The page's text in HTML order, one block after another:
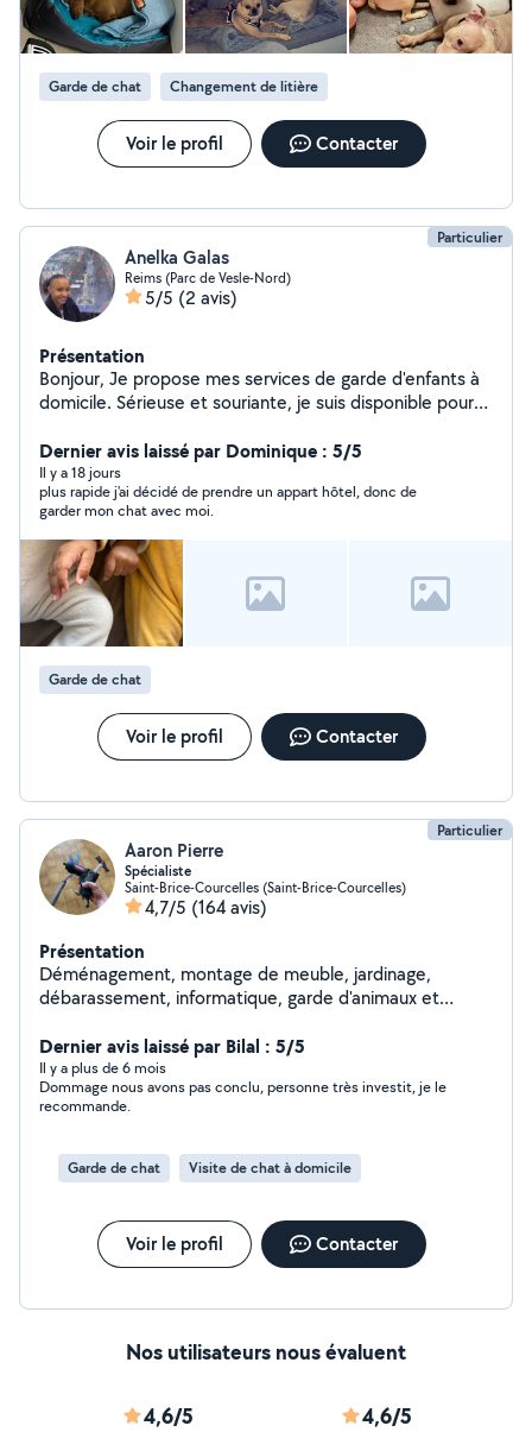
Garde de chat Changement de litière
Voir le profil Contacter
Particulier
Anelka Galas
Reims (Parc de Vesle-Nord)
5/5 (2 avis)
Présentation
Bonjour, Je propose mes services de garde d'enfants à
domicile. Sérieuse et souriante, je suis disponible pour
Auxiliaire de puériculture N'hésitez pas à me contacter
Dernier avis laissé par Dominique : 5/5
Il y a 18 jours
plus rapide j'ai décidé de prendre un appart hôtel, donc de
garder mon chat avec moi.
Garde de chat
Voir le profil Contacter
Particulier
Aaron Pierre
Spécialiste
Saint-Brice-Courcelles (Saint-Brice-Courcelles)
4,7/5 (164 avis)
Présentation
Déménagement, montage de meuble, jardinage,
débarassement, informatique, garde d'animaux et
quelque chose, je sais presque tout faire et même si je
ne sais pas le faire, je trouverai quelqu'un pour vous
aider
Dernier avis laissé par Bilal : 5/5
Il y a plus de 6 mois
Dommage nous avons pas conclu, personne très investit, je le
recommande.
Garde de chat Visite de chat à domicile
Voir le profil Contacter
Nos utilisateurs nous évaluent
4,6/5 4,6/5